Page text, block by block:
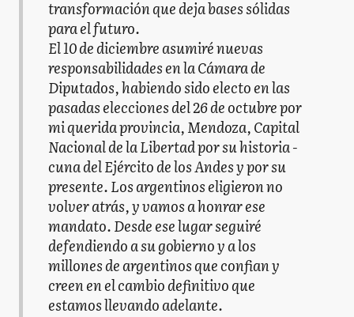
transformación que deja bases sólidas
para el futuro.
El 10 de diciembre asumiré nuevas
responsabilidades en la Cámara de
Diputados, habiendo sido electo en las
pasadas elecciones del 26 de octubre por
mi querida provincia, Mendoza, Capital
Nacional de la Libertad por su historia -
cuna del Ejército de los Andes y por su
presente. Los argentinos eligieron no
volver atrás, y vamos a honrar ese
mandato. Desde ese lugar seguiré
defendiendo a su gobierno y a los
millones de argentinos que confian y
creen en el cambio definitivo que
estamos llevando adelante.